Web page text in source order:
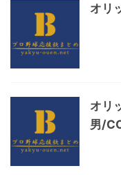
オリ
オリ
男/